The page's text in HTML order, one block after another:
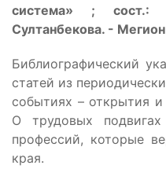
система» ; сост.:
Султанбекова. -
Библиографический
статей из
событиях – открытия
О трудовых
профессий, которые
края.